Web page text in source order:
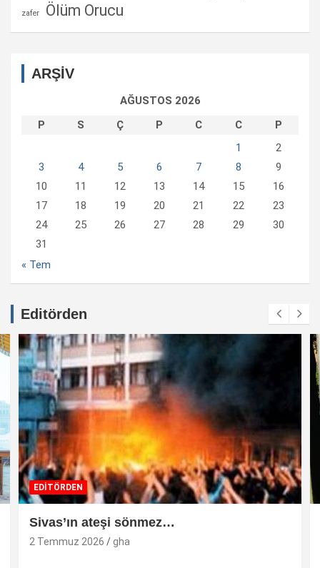
zafer Ölüm Orucu
ARŞİV
AĞUSTOS 2026
P
S Ç P C C
P
1
2
3
4 5 6 7 8
9
10
11 12 13 14 15
16
17
18 19 20 21 22
23
24
25 26 27 28 29
30
31
« Tem
Editörden
EDİTÖRDEN
Sivas’ın ateşi sönmez…
2 Temmuz 2026 gha